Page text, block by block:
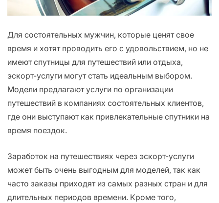
Для состоятельных мужчин, которые ценят свое
время и хотят проводить его с удовольствием, но не
имеют спутницы для путешествий или отдыха,
эскорт-услуги могут стать идеальным выбором.
Модели предлагают услуги по организации
путешествий в компаниях состоятельных клиентов,
где они выступают как привлекательные спутники на
время поездок.
Заработок на путешествиях через эскорт-услуги
может быть очень выгодным для моделей, так как
часто заказы приходят из самых разных стран и для
длительных периодов времени. Кроме того,